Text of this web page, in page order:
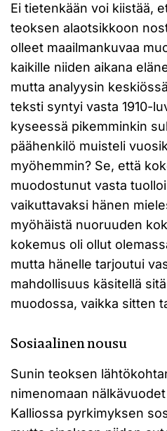
Ei tietenkään voi kiistää,
teoksen alaotsikkoon
olleet maailmankuvaa
kaikille niiden aikana
mutta analyysin
teksti syntyi vasta 1910-
kyseessä pikemminkin
päähenkilö muisteli
myöhemmin? Se, että
muodostunut vasta
vaikuttavaksi hänen
myöhäistä nuoruuden
kokemus oli ollut
mutta hänelle tarjoutui
mahdollisuus käsitellä
muodossa, vaikka sitten
Sosiaalinen nousu
Sunin teoksen
nimenomaan
Kalliossa pyrkimyksen